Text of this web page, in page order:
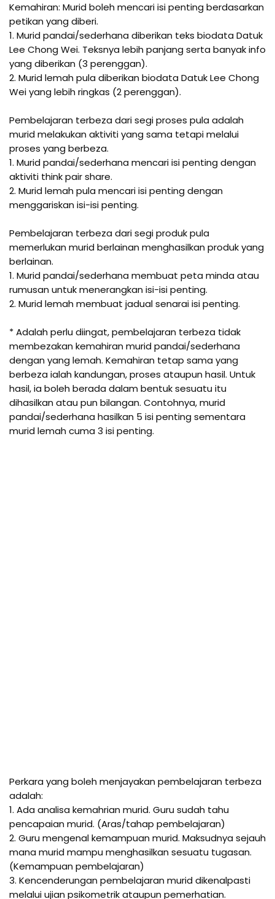
Kemahiran: Murid boleh mencari isi penting berdasarkan
petikan yang diberi.
1. Murid pandai/sederhana diberikan teks biodata Datuk
Lee Chong Wei. Teksnya lebih panjang serta banyak info
yang diberikan (3 perenggan).
2. Murid lemah pula diberikan biodata Datuk Lee Chong
Wei yang lebih ringkas (2 perenggan).
Pembelajaran terbeza dari segi proses pula adalah
murid melakukan aktiviti yang sama tetapi melalui
proses yang berbeza.
1. Murid pandai/sederhana mencari isi penting dengan
aktiviti think pair share.
2. Murid lemah pula mencari isi penting dengan
menggariskan isi-isi penting.
Pembelajaran terbeza dari segi produk pula
memerlukan murid berlainan menghasilkan produk yang
berlainan.
1. Murid pandai/sederhana membuat peta minda atau
rumusan untuk menerangkan isi-isi penting.
2. Murid lemah membuat jadual senarai isi penting.
* Adalah perlu diingat, pembelajaran terbeza tidak
membezakan kemahiran murid pandai/sederhana
dengan yang lemah. Kemahiran tetap sama yang
berbeza ialah kandungan, proses ataupun hasil. Untuk
hasil, ia boleh berada dalam bentuk sesuatu itu
dihasilkan atau pun bilangan. Contohnya, murid
pandai/sederhana hasilkan 5 isi penting sementara
Perkara yang boleh menjayakan pembelajaran terbeza
adalah:
1. Ada analisa kemahrian murid. Guru sudah tahu
pencapaian murid. (Aras/tahap pembelajaran)
2. Guru mengenal kemampuan murid. Maksudnya sejauh
mana murid mampu menghasilkan sesuatu tugasan.
(Kemampuan pembelajaran)
3. Kencenderungan pembelajaran murid dikenalpasti
melalui ujian psikometrik ataupun pemerhatian.